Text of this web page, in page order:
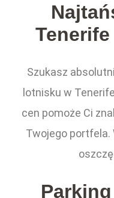
Szukasz
lotnisku w
cen pomoże Ci
Twojego portfela.